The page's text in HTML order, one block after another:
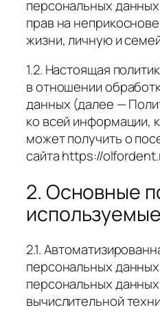
персональных
прав на
жизни, личную и
1.2. Настоящая
в отношении
данных (далее —
ко всей информации,
может получить о
сайта https://
2. Основные
2.1.
персональных
персональных
вычислительной